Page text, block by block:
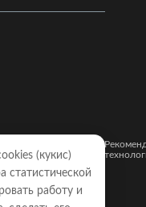
сайта
объявления о
настоящем
(кукиc)
статистической
работу и